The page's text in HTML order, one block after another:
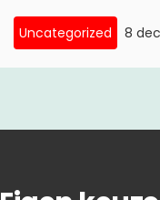
Uncategorized 8